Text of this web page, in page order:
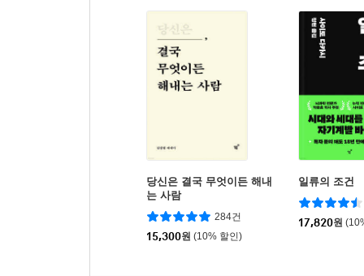
당신은 결국 무엇이든 해내
는 사람
284건
15,300원 (10% 할인)
일류의 조건
17,820원